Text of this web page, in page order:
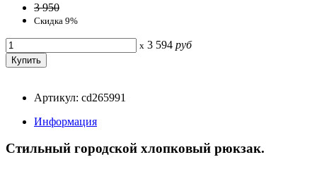
3 950
Скидка 9%
x 3 594 руб
Артикул: cd265991
Информация
Стильный городской хлопковый рюкзак.